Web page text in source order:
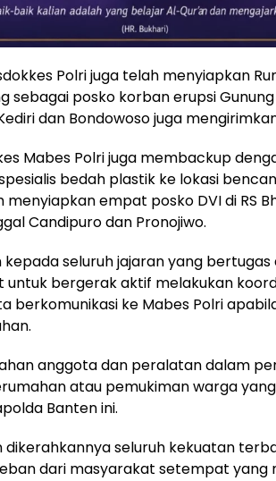
Polri juga telah menyiapkan
sebagai posko korban erupsi Gunung
dan Bondowoso juga
Mabes Polri juga membackup
bedah plastik ke lokasi
menyiapkan empat posko DVI di RS
Candipuro dan Pronojiwo.
kepada seluruh jajaran yang
untuk bergerak aktif melakukan
berkomunikasi ke Mabes Polri
anggota dan peralatan dalam
atau pemukiman warga
Banten ini.
seluruh kekuatan
dari masyarakat setempat yang